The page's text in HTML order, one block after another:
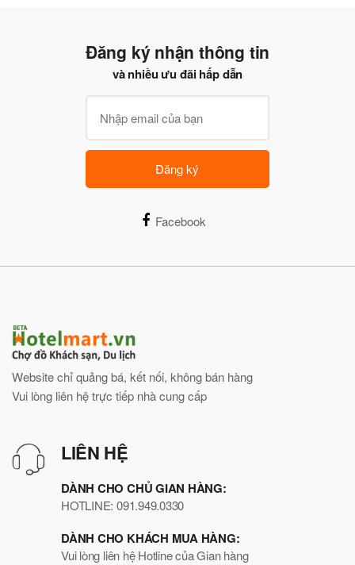
Đăng ký nhận thông tin
và nhiều ưu đãi hấp dẫn
Đăng ký
Facebook
Website chỉ quảng bá, kết nối, không bán hàng
Vui lòng liên hệ trực tiếp nhà cung cấp
LIÊN HỆ
DÀNH CHO CHỦ GIAN HÀNG:
HOTLINE: 091.949.0330
DÀNH CHO KHÁCH MUA HÀNG:
Vui lòng liên hệ Hotline của Gian hàng